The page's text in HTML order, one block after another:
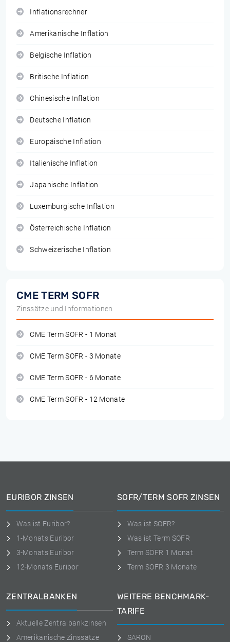
Inflationsrechner
Amerikanische Inflation
Belgische Inflation
Britische Inflation
Chinesische Inflation
Deutsche Inflation
Europäische Inflation
Italienische Inflation
Japanische Inflation
Luxemburgische Inflation
Österreichische Inflation
Schweizerische Inflation
CME TERM SOFR
Zinssätze und Informationen
CME Term SOFR - 1 Monat
CME Term SOFR - 3 Monate
CME Term SOFR - 6 Monate
CME Term SOFR - 12 Monate
EURIBOR ZINSEN
Was ist Euribor?
1-Monats Euribor
3-Monats Euribor
12-Monats Euribor
SOFR/TERM SOFR ZINSEN
Was ist SOFR?
Was ist Term SOFR
Term SOFR 1 Monat
Term SOFR 3 Monate
ZENTRALBANKEN
Aktuelle Zentralbankzinsen
Amerikanische Zinssätze
WEITERE BENCHMARK-
TARIFE
SARON